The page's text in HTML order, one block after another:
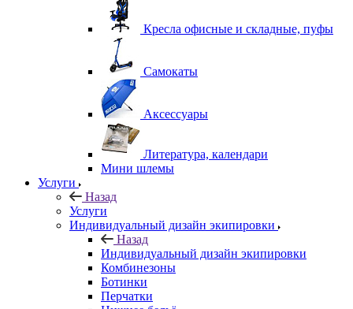
Кресла офисные и складные, пуфы
Самокаты
Аксессуары
Литература, календари
Мини шлемы
Услуги
Назад
Услуги
Индивидуальный дизайн экипировки
Назад
Индивидуальный дизайн экипировки
Комбинезоны
Ботинки
Перчатки